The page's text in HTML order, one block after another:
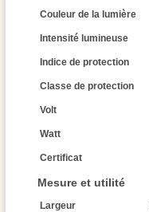
Couleur de la lumière
Intensité lumineuse
Indice de protection
Classe de protection
Volt
Watt
Certificat
Mesure et utilité
Largeur